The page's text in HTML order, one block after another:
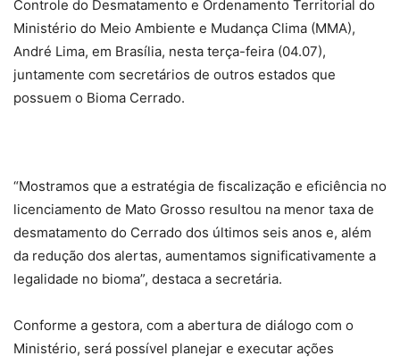
Controle do Desmatamento e Ordenamento Territorial do
Ministério do Meio Ambiente e Mudança Clima (MMA),
André Lima, em Brasília, nesta terça-feira (04.07),
juntamente com secretários de outros estados que
possuem o Bioma Cerrado.
“Mostramos que a estratégia de fiscalização e eficiência no
licenciamento de Mato Grosso resultou na menor taxa de
desmatamento do Cerrado dos últimos seis anos e, além
da redução dos alertas, aumentamos significativamente a
legalidade no bioma”, destaca a secretária.
Conforme a gestora, com a abertura de diálogo com o
Ministério, será possível planejar e executar ações